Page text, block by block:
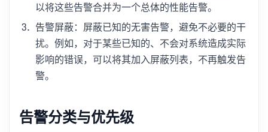
以将这些告警合并为一个总体的性能告警。
告警屏蔽：屏蔽已知的无害告警，避免不必要的干
扰。例如，对于某些已知的、不会对系统造成实际
影响的错误，可以将其加入屏蔽列表，不再触发告
警。
告警分类与优先级